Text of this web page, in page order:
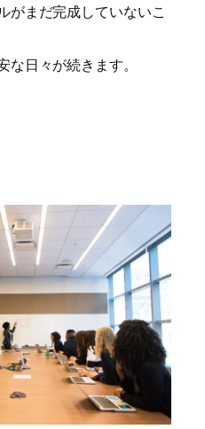
がまだ完成していないこ
日々が続きます。